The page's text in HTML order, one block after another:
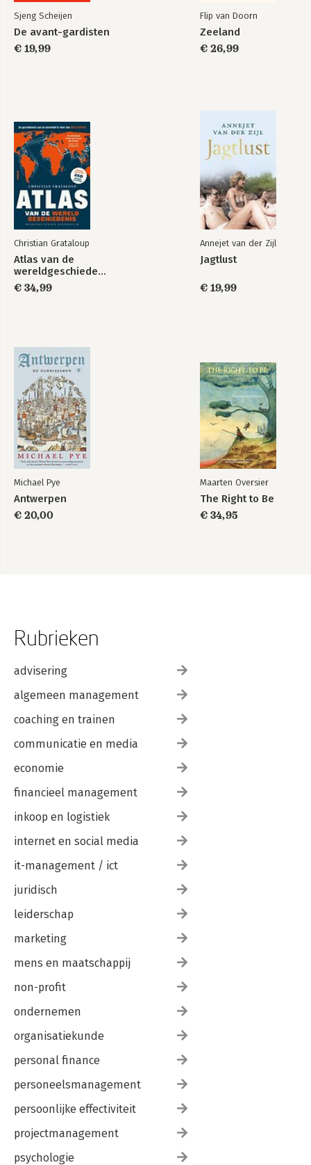
Sjeng Scheijen
De avant-gardisten
€ 19,99
Flip van Doorn
Zeeland
€ 26,99
Christian Grataloup
Atlas van de
wereldgeschiedenis
€ 34,99
Annejet van der Zijl
Jagtlust
€ 19,99
Michael Pye
Antwerpen
€ 20,00
Maarten Oversier
The Right to Be
€ 34,95
Rubrieken
advisering
algemeen management
coaching en trainen
communicatie en media
economie
financieel management
inkoop en logistiek
internet en social media
it-management / ict
juridisch
leiderschap
marketing
mens en maatschappij
non-profit
ondernemen
organisatiekunde
personal finance
personeelsmanagement
persoonlijke effectiviteit
projectmanagement
psychologie